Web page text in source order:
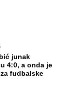
junak
4:0, a onda je
fudbalske